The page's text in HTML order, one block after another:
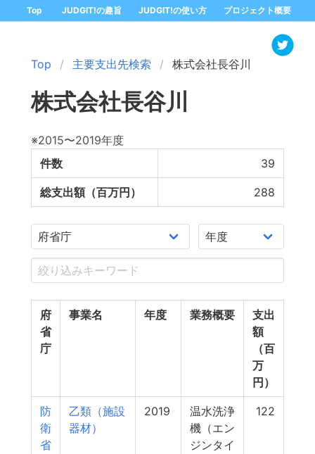
Top JUDGIT!の趣旨 JUDGIT!の使い方 プロジェクト概要
Top 主要支出先検索 株式会社長谷川
株式会社長谷川
※2015〜2019年度
件数
39
総支出額（百万円） 288
府
省
庁
事業名 年度 業務概要
支出
額
（百
万
円）
防
衛
省
乙類（施設
器材）
2019
温水洗浄
機（エン
ジンタイ
122